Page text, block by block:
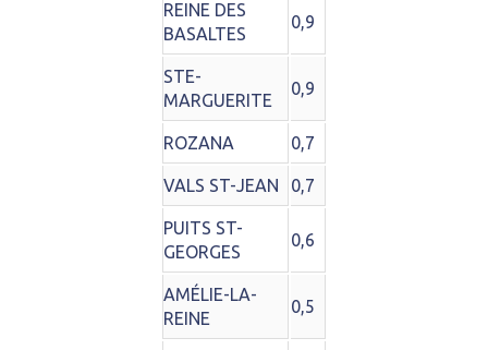
REINE DES
BASALTES
0,9
STE-
MARGUERITE
0,9
ROZANA 0,7
VALS ST-JEAN 0,7
PUITS ST-
GEORGES
0,6
AMÉLIE-LA-
REINE
0,5